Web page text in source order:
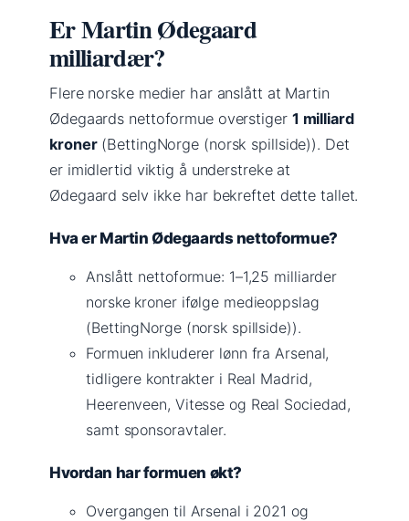
Er Martin Ødegaard
milliardær?
Flere norske medier har anslått at Martin
Ødegaards nettoformue overstiger 1 milliard
kroner(BettingNorge (norsk spillside)). Det
er imidlertid viktig å understreke at
Ødegaard selv ikke har bekreftet dette tallet.
Hva er Martin Ødegaards nettoformue?
Anslått nettoformue: 1–1,25 milliarder
norske kroner ifølge medieoppslag
(BettingNorge (norsk spillside)).
Formuen inkluderer lønn fra Arsenal,
tidligere kontrakter i Real Madrid,
Heerenveen, Vitesse og Real Sociedad,
samt sponsoravtaler.
Hvordan har formuen økt?
Overgangen til Arsenal i 2021 og